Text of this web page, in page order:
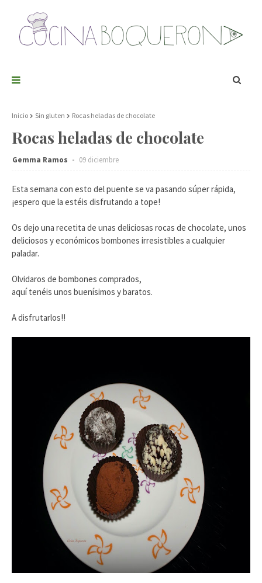
Inicio Sin gluten Rocas heladas de chocolate
Rocas heladas de chocolate
Gemma Ramos 09 diciembre
Esta semana con esto del puente se va pasando súper rápida,
¡espero que la estéis disfrutando a tope!
Os dejo una recetita de unas deliciosas rocas de chocolate, unos
deliciosos y económicos bombones irresistibles a cualquier
paladar.
Olvidaros de bombones comprados,
aquí tenéis unos buenísimos y baratos.
A disfrutarlos!!